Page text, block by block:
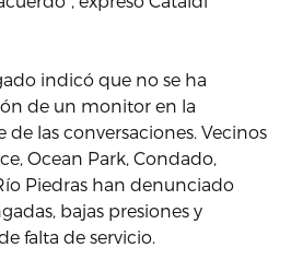
indicó que no se ha
de un monitor en la
las conversaciones. Vecinos
Ocean Park, Condado,
Piedras han denunciado
bajas presiones y
falta de servicio.